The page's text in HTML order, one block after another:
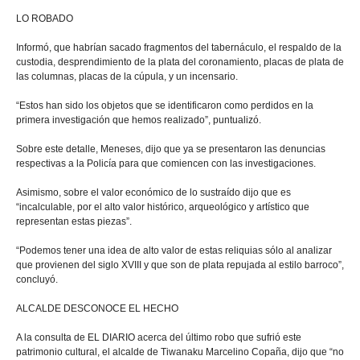
LO ROBADO
Informó, que habrían sacado fragmentos del tabernáculo, el respaldo de la
custodia, desprendimiento de la plata del coronamiento, placas de plata de
las columnas, placas de la cúpula, y un incensario.
“Estos han sido los objetos que se identificaron como perdidos en la
primera investigación que hemos realizado”, puntualizó.
Sobre este detalle, Meneses, dijo que ya se presentaron las denuncias
respectivas a la Policía para que comiencen con las investigaciones.
Asimismo, sobre el valor económico de lo sustraído dijo que es
“incalculable, por el alto valor histórico, arqueológico y artístico que
representan estas piezas”.
“Podemos tener una idea de alto valor de estas reliquias sólo al analizar
que provienen del siglo XVIII y que son de plata repujada al estilo barroco”,
concluyó.
ALCALDE DESCONOCE EL HECHO
A la consulta de EL DIARIO acerca del último robo que sufrió este
patrimonio cultural, el alcalde de Tiwanaku Marcelino Copaña, dijo que “no